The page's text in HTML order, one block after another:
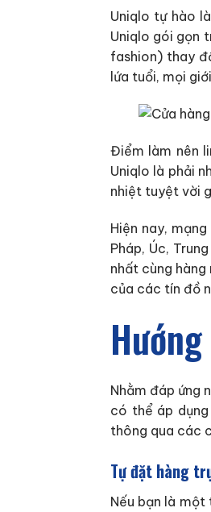
Uniqlo tự hào
Uniqlo gói gọn
fashion) thay
lứa tuổi, mọi
Điểm làm nên
Uniqlo là phải
nhiệt tuyệt vời
Hiện nay,
Pháp, Úc,
nhất cùng
của các tín đồ
Nhằm đáp ứng
có thể áp
thông qua các
Tự đặt hàng
Nếu bạn là